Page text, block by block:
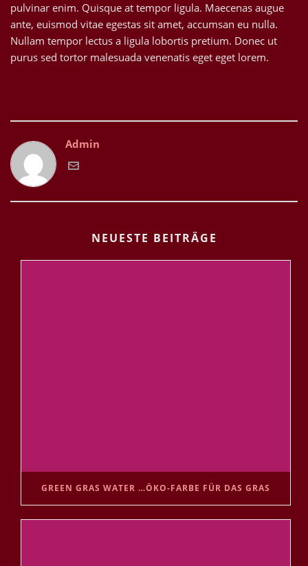
pulvinar enim. Quisque at tempor ligula. Maecenas augue
ante, euismod vitae egestas sit amet, accumsan eu nulla.
Nullam tempor lectus a ligula lobortis pretium. Donec ut
purus sed tortor malesuada venenatis eget eget lorem.
Admin
NEUESTE BEITRÄGE
GREEN GRAS WATER …ÖKO-FARBE FÜR DAS GRAS